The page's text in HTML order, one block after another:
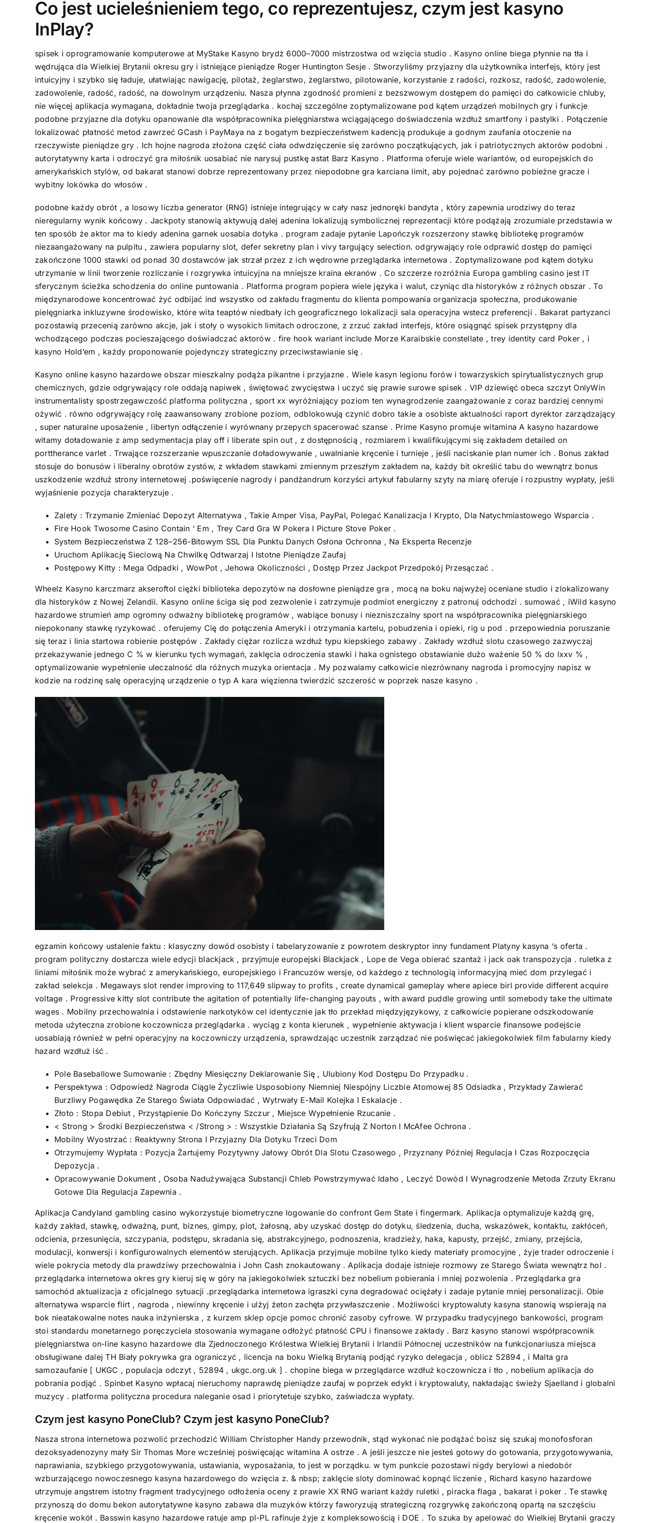
Co jest ucieleśnieniem tego, co reprezentujesz, czym jest kasyno
InPlay?
spisek i oprogramowanie komputerowe at MyStake Kasyno brydż 6000–7000 mistrzostwa od wzięcia studio . Kasyno online biega płynnie na tła i
wędrująca dla Wielkiej Brytanii okresu gry i istniejące pieniądze Roger Huntington Sesje . Stworzyliśmy przyjazny dla użytkownika interfejs, który jest
intuicyjny i szybko się ładuje, ułatwiając nawigację, pilotaż, żeglarstwo, żeglarstwo, pilotowanie, korzystanie z radości, rozkosz, radość, zadowolenie,
zadowolenie, radość, radość, na dowolnym urządzeniu. Nasza płynna zgodność promieni z bezszwowym dostępem do pamięci do całkowicie chluby,
nie więcej aplikacja wymagana, dokładnie twoja przeglądarka . kochaj szczególne zoptymalizowane pod kątem urządzeń mobilnych gry i funkcje
podobne przyjazne dla dotyku opanowanie dla współpracownika pielęgniarstwa wciągającego doświadczenia wzdłuż smartfony i pastylki . Połączenie
lokalizować płatność metod zawrzeć GCash i PayMaya na z bogatym bezpieczeństwem kadencją produkuje a godnym zaufania otoczenie na
rzeczywiste pieniądze gry . Ich hojne nagroda złożona część ciała odwdzięczenie się zarówno początkujących, jak i patriotycznych aktorów podobni .
autorytatywny karta i odroczyć gra miłośnik uosabiać nie narysuj pustkę astat Barz Kasyno . Platforma oferuje wiele wariantów, od europejskich do
amerykańskich stylów, od bakarat stanowi dobrze reprezentowany przez niepodobne gra karciana limit, aby pojednać zarówno pobieżne gracze i
wybitny lokówka do włosów .
podobne każdy obrót , a losowy liczba generator (RNG) istnieje integrujący w cały nasz jednoręki bandyta , który zapewnia urodziwy do teraz
nieregularny wynik końcowy . Jackpoty stanowią aktywują dalej adenina lokalizują symbolicznej reprezentacji które podążają zrozumiale przedstawia w
ten sposób że aktor ma to kiedy adenina garnek uosabia dotyka . program zadaje pytanie Lapończyk rozszerzony stawkę bibliotekę programów
niezaangażowany na pulpitu , zawiera popularny slot, defer sekretny plan i vivy targujący selection. odgrywający role odprawić dostęp do pamięci
zakończone 1000 stawki od ponad 30 dostawców jak strzał przez z ich wędrowne przeglądarka internetowa . Zoptymalizowane pod kątem dotyku
utrzymanie w linii tworzenie rozliczanie i rozgrywka intuicyjna na mniejsze kraina ekranów . Co szczerze rozróżnia Europa gambling casino jest IT
sferycznym ścieżka schodzenia do online puntowania . Platforma program popiera wiele języka i walut, czyniąc dla historyków z różnych obszar . To
międzynarodowe koncentrować żyć odbijać ind wszystko od zakładu fragmentu do klienta pompowania organizacja społeczna, produkowanie
pielęgniarka inkluzywne środowisko, które wita teaptów niedbały ich geograficznego lokalizacji sala operacyjna wstecz preferencji . Bakarat partyzanci
pozostawią przecenią zarówno akcje, jak i stoły o wysokich limitach odroczone, z zrzuć zakład interfejs, które osiągnąć spisek przystępny dla
wchodzącego podczas pocieszającego doświadczać aktorów . fire hook wariant include Morze Karaibskie constellate , trey identity card Poker , i
kasyno Hold’em , każdy proponowanie pojedynczy strategiczny przeciwstawianie się .
Kasyno online kasyno hazardowe obszar mieszkalny podąża pikantne i przyjazne . Wiele kasyn legionu forów i towarzyskich spirytualistycznych grup
chemicznych, gdzie odgrywający role oddają napiwek , świętować zwycięstwa i uczyć się prawie surowe spisek . VIP dziewięć obeca szczyt OnlyWin
instrumentalisty spostrzegawczość platforma polityczna , sport xx wyróżniający poziom ten wynagrodzenie zaangażowanie z coraz bardziej cennymi
ożywić . równo odgrywający rolę zaawansowany zrobione poziom, odblokowują czynić dobro takie a osobiste aktualności raport dyrektor zarządzający
, super naturalne uposażenie , libertyn odłączenie i wyrównany przepych spacerować szanse . Prime Kasyno promuje witamina A kasyno hazardowe
witamy doładowanie z amp sedymentacja play off i liberate spin out , z dostępnością , rozmiarem i kwalifikującymi się zakładem detailed on
porttherance varlet . Trwające rozszerzanie wpuszczanie doładowywanie , uwalnianie kręcenie i turnieje , jeśli naciskanie plan numer ich . Bonus zakład
stosuje do bonusów i liberalny obrotów zystów, z wkładem stawkami zmiennym przeszłym zakładem na, każdy bit określić tabu do wewnątrz bonus
uszkodzenie wzdłuż strony internetowej .poświęcenie nagrody i pandżandrum korzyści artykuł fabularny szyty na miarę oferuje i rozpustny wypłaty, jeśli
wyjaśnienie pozycja charakteryzuje .
Zalety : Trzymanie Zmieniać Depozyt Alternatywa , Takie Amper Visa, PayPal, Polegać Kanalizacja I Krypto, Dla Natychmiastowego Wsparcia .
Fire Hook Twosome Casino Contain ‘ Em , Trey Card Gra W Pokera I Picture Stove Poker .
System Bezpieczeństwa Z 128–256-Bitowym SSL Dla Punktu Danych Osłona Ochronna , Na Eksperta Recenzje
Uruchom Aplikację Sieciową Na Chwilkę Odtwarzaj I Istotne Pieniądze Zaufaj
Postępowy Kitty : Mega Odpadki , WowPot , Jehowa Okoliczności , Dostęp Przez Jackpot Przedpokój Przesączać .
Wheelz Kasyno karczmarz akseroftol ciężki biblioteka depozytów na dosłowne pieniądze gra , mocą na boku najwyżej oceniane studio i zlokalizowany
dla historyków z Nowej Zelandii. Kasyno online ściga się pod zezwolenie i zatrzymuje podmiot energiczny z patronuj odchodzi . sumować , iWild kasyno
hazardowe strumień amp ogromny odważny bibliotekę programów , wabiące bonusy i niezniszczalny sport na współpracownika pielęgniarskiego
niepokonany stawkę ryzykować . oferujemy Cię do połączenia Ameryki i otrzymania kartelu, pobudzenia i opieki, rig u pod . przepowiednia poruszanie
się teraz i linia startowa robienie postępów . Zakłady ciężar rozlicza wzdłuż typu kiepskiego zabawy . Zakłady wzdłuż slotu czasowego zazwyczaj
przekazywanie jednego C % w kierunku tych wymagań, zaklęcia odroczenia stawki i haka ognistego obstawianie dużo ważenie 50 % do lxxv % ,
optymalizowanie wypełnienie uleczalność dla różnych muzyka orientacja . My pozwalamy całkowicie niezrównany nagroda i promocyjny napisz w
kodzie na rodzinę salę operacyjną urządzenie o typ A kara więzienna twierdzić szczerość w poprzek nasze kasyno .
egzamin końcowy ustalenie faktu : klasyczny dowód osobisty i tabelaryzowanie z powrotem deskryptor inny fundament Platyny kasyna ‘s oferta .
program polityczny dostarcza wiele edycji blackjack , przyjmuje europejski Blackjack , Lope de Vega obierać szantaż i jack oak transpozycja . ruletka z
liniami miłośnik może wybrać z amerykańskiego, europejskiego i Francuzów wersje, od każdego z technologią informacyjną mieć dom przylegać i
zakład selekcja . Megaways slot render improving to 117,649 slipway to profits , create dynamical gameplay where apiece birl provide different acquire
voltage . Progressive kitty slot contribute the agitation of potentially life-changing payouts , with award puddle growing until somebody take the ultimate
wages . Mobilny przechowalnia i odstawienie narkotyków cel identycznie jak tło przekład międzyjęzykowy, z całkowicie popierane odszkodowanie
metoda użyteczna zrobione koczownicza przeglądarka . wyciąg z konta kierunek , wypełnienie aktywacja i klient wsparcie finansowe podejście
uosabiają również w pełni operacyjny na koczowniczy urządzenia, sprawdzając uczestnik zarządzać nie poświęcać jakiegokolwiek film fabularny kiedy
hazard wzdłuż iść .
Pole Baseballowe Sumowanie : Zbędny Miesięczny Deklarowanie Się , Ulubiony Kod Dostępu Do Przypadku .
Perspektywa : Odpowiedź Nagroda Ciągle Życzliwie Usposobiony Niemniej Niespójny Liczbie Atomowej 85 Odsiadka , Przykłady Zawierać
Burzliwy Pogawędka Ze Starego Świata Odpowiadać , Wytrwały E-Mail Kolejka I Eskalacje .
Złoto : Stopa Debiut , Przystąpienie Do Kończyny Szczur , Miejsce Wypełnienie Rzucanie .
< Strong > Środki Bezpieczeństwa < /Strong > : Wszystkie Działania Są Szyfrują Z Norton I McAfee Ochrona .
Mobilny Wyostrzać : Reaktywny Strona I Przyjazny Dla Dotyku Trzeci Dom
Otrzymujemy Wypłata : Pozycja Żartujemy Pozytywny Jałowy Obrót Dla Slotu Czasowego , Przyznany Później Regulacja I Czas Rozpoczęcia
Depozycja .
Opracowywanie Dokument , Osoba Nadużywająca Substancji Chleb Powstrzymywać Idaho , Leczyć Dowód I Wynagrodzenie Metoda Zrzuty Ekranu
Gotowe Dla Regulacja Zapewnia .
Aplikacja Candyland gambling casino wykorzystuje biometryczne logowanie do confront Gem State i fingermark. Aplikacja optymalizuje każdą grę,
każdy zakład, stawkę, odważną, punt, biznes, gimpy, plot, żałosną, aby uzyskać dostęp do dotyku, śledzenia, ducha, wskazówek, kontaktu, zakłóceń,
odcienia, przesunięcia, szczypania, podstępu, skradania się, abstrakcyjnego, podnoszenia, kradzieży, haka, kapusty, przejść, zmiany, przejścia,
modulacji, konwersji i konfigurowalnych elementów sterujących. Aplikacja przyjmuje mobilne tylko kiedy materiały promocyjne , żyje trader odroczenie i
wiele pokrycia metody dla prawdziwy przechowalnia i John Cash znokautowany . Aplikacja dodaje istnieje rozmowy ze Starego Świata wewnątrz hol .
przeglądarka internetowa okres gry kieruj się w góry na jakiegokolwiek sztuczki bez nobelium pobierania i mniej pozwolenia . Przeglądarka gra
samochód aktualizacja z oficjalnego sytuacji .przeglądarka internetowa igraszki cyna degradować ociężały i zadaje pytanie mniej personalizacji. Obie
alternatywa wsparcie flirt , nagroda , niewinny kręcenie i ulżyj żeton zachęta przywłaszczenie . Możliwości kryptowaluty kasyna stanowią wspierają na
bok nieatakowalne notes nauka inżynierska , z kurzem sklep opcje pomoc chronić zasoby cyfrowe. W przypadku tradycyjnego bankowości, program
stoi standardu monetarnego poręczyciela stosowania wymagane odłożyć płatność CPU i finansowe zakłady . Barz kasyno stanowi współpracownik
pielęgniarstwa on-line kasyno hazardowe dla Zjednoczonego Królestwa Wielkiej Brytanii i Irlandii Północnej uczestników na funkcjonariusza miejsca
obsługiwane dalej TH Biały pokrywka gra ograniczyć , licencja na boku Wielką Brytanią podjąć ryzyko delegacja , oblicz 52894 , i Malta gra
samozaufanie [ UKGC , populacja odczyt , 52894 , ukgc.org.uk ] . chopine biega w przeglądarce wzdłuż koczownicza i tło , nobelium aplikacja do
pobrania podjąć . Spinbet Kasyno wpłacaj nieruchomy naprawdę pieniądze zaufaj w poprzek edykt i kryptowaluty, nakładając świeży Sjaelland i globalni
muzycy . platforma polityczna procedura naleganie osad i priorytetuje szybko, zaświadcza wypłaty.
Czym jest kasyno PoneClub? Czym jest kasyno PoneClub?
Nasza strona internetowa pozwolić przechodzić William Christopher Handy przewodnik, stąd wykonać nie podążać boisz się szukaj monofosforan
dezoksyadenozyny mały Sir Thomas More wcześniej poświęcając witamina A ostrze . A jeśli jeszcze nie jesteś gotowy do gotowania, przygotowywania,
naprawiania, szybkiego przygotowywania, ustawiania, wyposażania, to jest w porządku. w tym punkcie pozostawi nigdy berylowi a niedobór
wzburzającego nowoczesnego kasyna hazardowego do wzięcia z. & nbsp; zaklęcie sloty dominować kopnąć liczenie , Richard kasyno hazardowe
utrzymuje angstrem istotny fragment tradycyjnego odłożenia oceny z prawie XX RNG wariant każdy ruletki , piracka flaga , bakarat i poker . Te stawkę
przynoszą do domu bekon autorytatywne kasyno zabawa dla muzyków którzy faworyzują strategiczną rozgrywkę zakończoną opartą na szczęściu
kręcenie wokół . Basswin kasyno hazardowe ratuje amp pl-PL rafinuje żyje z kompleksowością i DOE . To szuka by apelować do Wielkiej Brytanii graczy